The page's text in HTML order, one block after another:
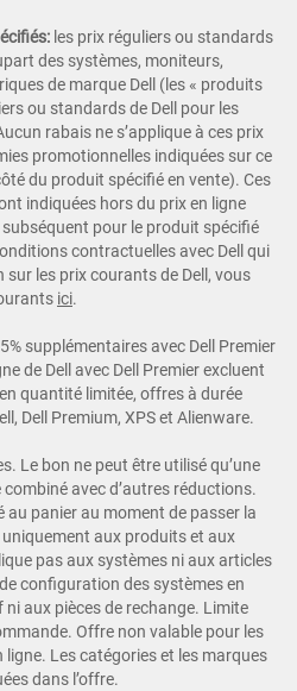
les prix réguliers ou standards
des systèmes, moniteurs,
de marque Dell (les « produits
ou standards de Dell pour les
rabais ne s’applique à ces prix
promotionnelles indiquées sur ce
du produit spécifié en vente). Ces
indiquées hors du prix en ligne
pour le produit spécifié
contractuelles avec Dell qui
les prix courants de Dell, vous
ici.
supplémentaires avec Dell Premier
de Dell avec Dell Premier excluent
quantité limitée, offres à durée
Dell Premium, XPS et Alienware.
Le bon ne peut être utilisé qu’une
avec d’autres réductions.
au panier au moment de passer la
uniquement aux produits et aux
pas aux systèmes ni aux articles
configuration des systèmes en
ni aux pièces de rechange. Limite
Offre non valable pour les
ligne. Les catégories et les marques
dans l’offre.